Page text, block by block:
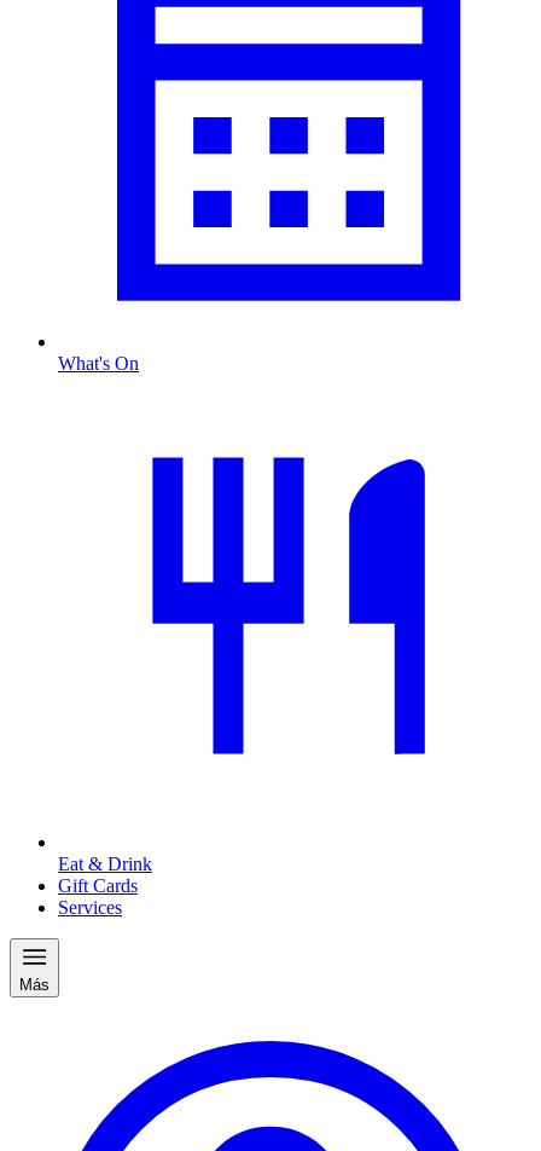
What's On
Eat & Drink
Gift Cards
Services
Más